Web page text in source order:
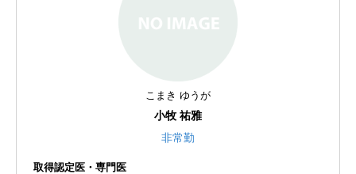
こまき ゆうが
小牧 祐雅
非常勤
取得認定医・専門医